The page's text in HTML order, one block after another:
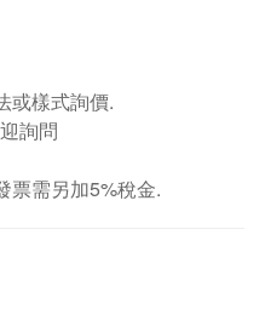
或樣式詢價.
詢問
票需另加5%稅金.